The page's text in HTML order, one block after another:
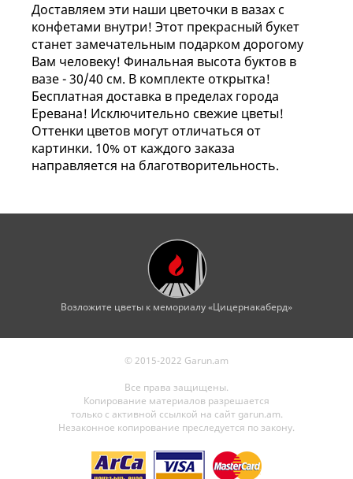
Доставляем эти наши цветочки в вазах с
конфетами внутри! Этот прекрасный букет
станет замечательным подарком дорогому
Вам человеку! Финальная высота буктов в
вазе - 30/40 см. В комплекте открытка!
Бесплатная доставка в пределах города
Еревана! Исключительно свежие цветы!
Оттенки цветов могут отличаться от
картинки. 10% от каждого заказа
направляется на благотворительность.
Возложите цветы к мемориалу «Цицернакаберд»
© 2015-2022 Garun.am
Все права защищены.
Копирование материалов разрешается
только с активной ссылкой на сайт garun.am.
Незаконное копирование преследуется по закону.